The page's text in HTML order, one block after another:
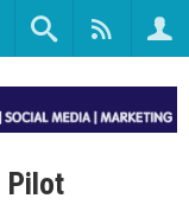
Pilot